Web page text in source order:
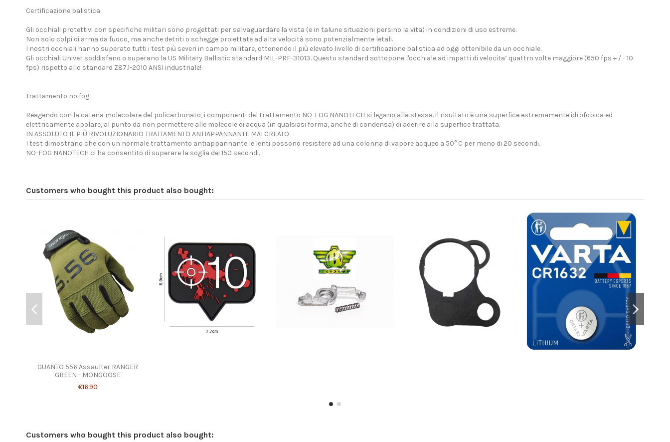
Certificazione balistica
Gli occhiali protettivi con specifiche militari sono progettati per salvaguardare la vista (e in talune situazioni persino la vita) in condizioni di uso estreme.
Non solo colpi di arma da fuoco, ma anche detriti o schegge proiettate ad alta velocità sono potenzialmente letali.
I nostri occhiali hanno superato tutti i test più severi in campo militare, ottenendo il più elevato livello di certificazione balistica ad oggi ottenibile da un occhiale.
Gli occhiali Univet soddisfano o superano la US Military Ballistic standard MIL-PRF-31013. Questo standard sottopone l'occhiale ad impatti di velocita’ quattro volte maggiore (650 fps + / - 10
fps) rispetto allo standard Z87.1-2010 ANSI industriale!
Trattamento no fog
Reagendo con la catena molecolare del policarbonato, i componenti del trattamento NO-FOG NANOTECH si legano alla stessa. il risultato è una superfice estremamente idrofobica ed
elettricamente apolare, al punto da non permettere alle molecole di acqua (in qualsiasi forma, anche di condensa) di aderire alla superfice trattata.
IN ASSOLUTO IL PIÙ RIVOLUZIONARIO TRATTAMENTO ANTIAPPANNANTE MAI CREATO
I test dimostrano che con un normale trattamento antiappannante le lenti possono resistere ad una colonna di vapore acqueo a 50° C per meno di 20 secondi.
NO-FOG NANOTECH ci ha consentito di superare la soglia dei 150 secondi.
Customers who bought this product also bought:
GUANTO 556 Assaulter RANGER
GREEN - MONGOOSE
€16.90
Customers who bought this product also bought: